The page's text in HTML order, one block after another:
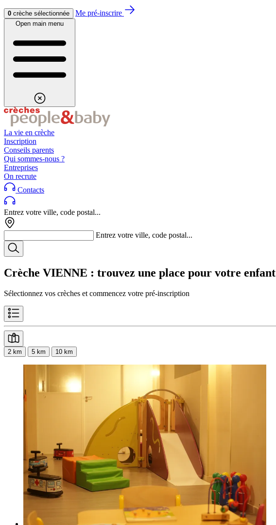
Aller au contenuAller au footer
0 crèche sélectionnée Me pré-inscrire
Open main menu
La vie en crèche
Inscription
Conseils parents
Qui sommes-nous ?
Entreprises
On recrute
Contacts
Entrez votre ville, code postal...
Entrez votre ville, code postal...
Crèche VIENNE : trouvez une place pour votre enfant
Sélectionnez vos crèches et commencez votre pré-inscription
2 km 5 km 10 km